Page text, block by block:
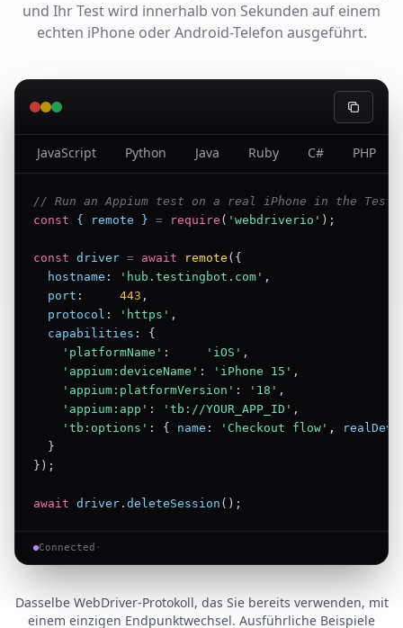
und Ihr Test wird innerhalb von Sekunden auf einem
echten iPhone oder Android-Telefon ausgeführt.
JavaScript Python Java Ruby C# PHP
// Run an Appium test on a real iPhone in the
const
{ remote } = require ( 'webdriverio' );
const driver = await remote ({
hostname : 'hub.testingbot.com' ,
port : 443 ,
protocol : 'https' ,
capabilities : {
'platformName' : 'iOS' ,
'appium:deviceName' : 'iPhone 15' ,
'appium:platformVersion' : '18' ,
'appium:app' : 'tb://YOUR_APP_ID' ,
'tb:options' : { name : 'Checkout flow' ,
}
});
await driver . deleteSession ();
Connected ·
Dasselbe WebDriver-Protokoll, das Sie bereits verwenden, mit
einem einzigen Endpunktwechsel. Ausführliche Beispiele